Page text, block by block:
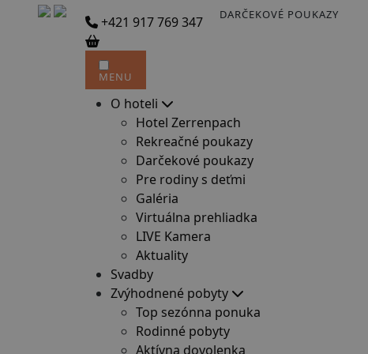
+421 917 769 347 DARČEKOVÉ POUKAZY
MENU
O hoteli
Hotel Zerrenpach
Rekreačné poukazy
Darčekové poukazy
Pre rodiny s deťmi
Galéria
Virtuálna prehliadka
LIVE Kamera
Aktuality
Svadby
Zvýhodnené pobyty
Top sezónna ponuka
Rodinné pobyty
Aktívna dovolenka